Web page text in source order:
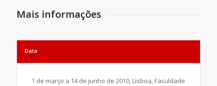
Mais informações
Data
1 de março a 14 de junho de 2010, Lisboa, Faculdade